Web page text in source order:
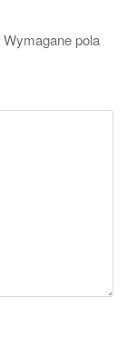
Wymagane pola